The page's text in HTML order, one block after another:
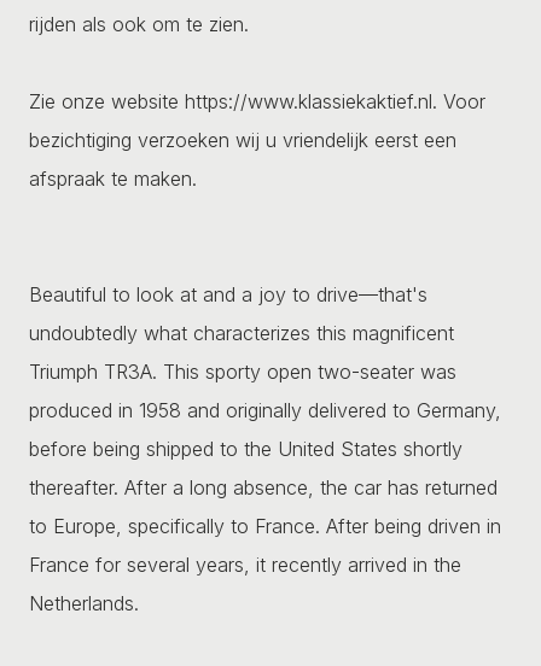
rijden als ook om te zien.
Zie onze website https://www.klassiekaktief.nl. Voor
bezichtiging verzoeken wij u vriendelijk eerst een
afspraak te maken.
Beautiful to look at and a joy to drive—that's
undoubtedly what characterizes this magnificent
Triumph TR3A. This sporty open two-seater was
produced in 1958 and originally delivered to Germany,
before being shipped to the United States shortly
thereafter. After a long absence, the car has returned
to Europe, specifically to France. After being driven in
France for several years, it recently arrived in the
Netherlands.